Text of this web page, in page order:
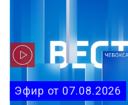
Эфир от 07.08.2026